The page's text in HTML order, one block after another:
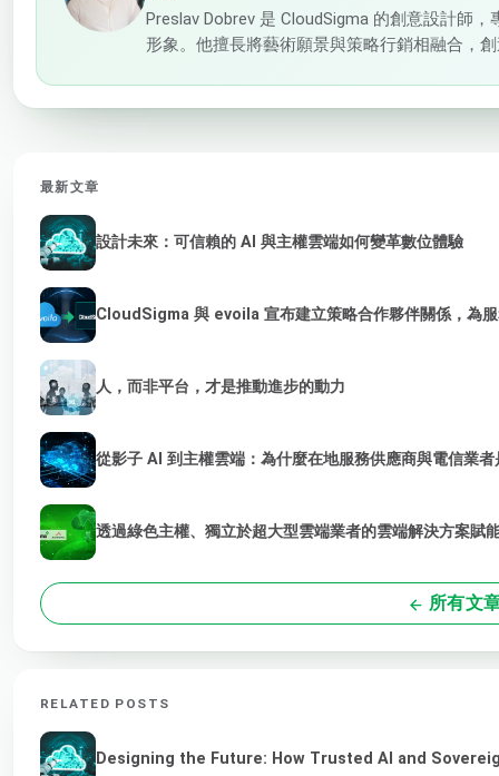
Preslav Dobrev 是 CloudSigma 的創意設計師
形象。他擅長將藝術願景與策略行銷相融合，
最新文章
設計未來：可信賴的 AI 與主權雲端如何變革數位體驗
CloudSigma 與 evoila 宣布建立策略合作夥伴關係，為
人，而非平台，才是推動進步的動力
從影子 AI 到主權雲端：為什麼在地服務供應商與電信業
透過綠色主權、獨立於超大型雲端業者的雲端解決方案賦
所有文
RELATED POSTS
Designing the Future: How Trusted AI and